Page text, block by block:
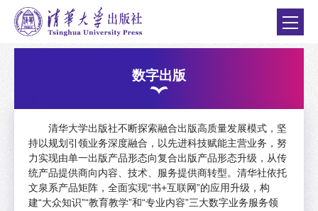
数字出版
清华大学出版社不断探索融合出版高质量发展模式，坚
持以规划引领业务深度融合，以先进科技赋能主营业务，努
力实现由单一出版产品形态向复合出版产品形态升级，从传
统产品提供商向内容、技术、服务提供商转型。清华社依托
文泉系产品矩阵，全面实现“书+互联网”的应用升级，构
建“大众知识”“教育教学”和“专业内容”三大数字业务服务领